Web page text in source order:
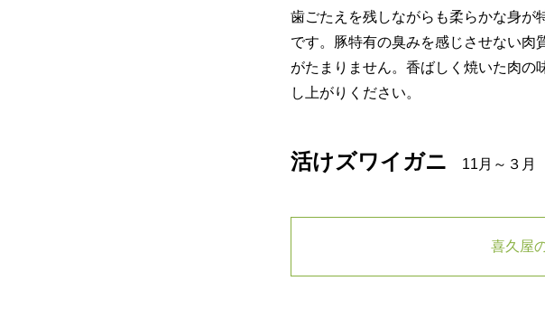
歯ごたえを残しながらも柔らかな身が
です。豚特有の臭みを感じさせない肉
がたまりません。香ばしく焼いた肉の
し上がりください。
活けズワイガニ 11月～３月
喜久屋